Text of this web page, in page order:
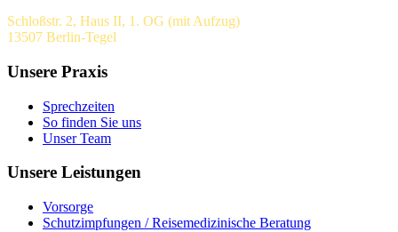
Schloßstr. 2, Haus II, 1. OG (mit Aufzug)
13507 Berlin-Tegel
Unsere Praxis
Sprechzeiten
So finden Sie uns
Unser Team
Unsere Leistungen
Vorsorge
Schutzimpfungen / Reisemedizinische Beratung